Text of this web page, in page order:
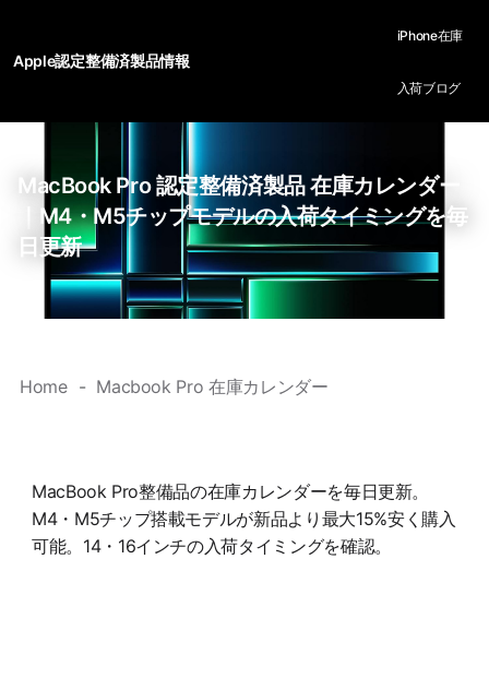
Apple認定整備済製品情報
iPhone在庫
入荷ブログ
MacBook Pro 認定整備済製品 在庫カレンダー
｜M4・M5チップモデルの入荷タイミングを毎
日更新
Home Macbook Pro 在庫カレンダー
MacBook Pro整備品の在庫カレンダーを毎日更新。
M4・M5チップ搭載モデルが新品より最大15%安く購入
可能。14・16インチの入荷タイミングを確認。